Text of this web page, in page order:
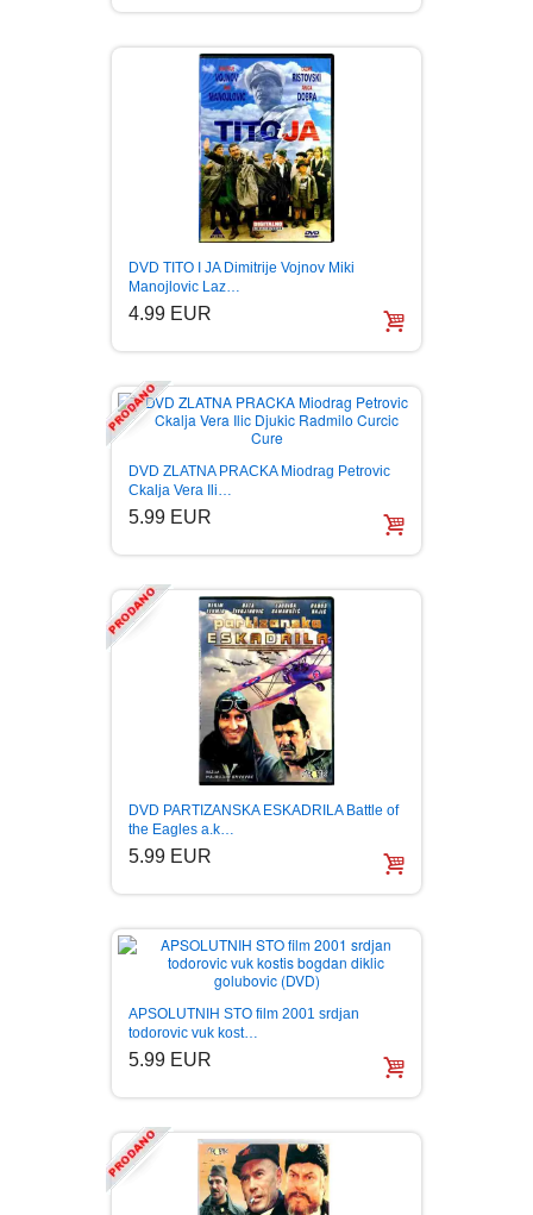
DVD TITO I JA Dimitrije Vojnov Miki
Manojlovic Laz…
4.99 EUR
DVD ZLATNA PRACKA Miodrag Petrovic
Ckalja Vera Ili…
5.99 EUR
DVD PARTIZANSKA ESKADRILA Battle of
the Eagles a.k…
5.99 EUR
APSOLUTNIH STO film 2001 srdjan
todorovic vuk kost…
5.99 EUR